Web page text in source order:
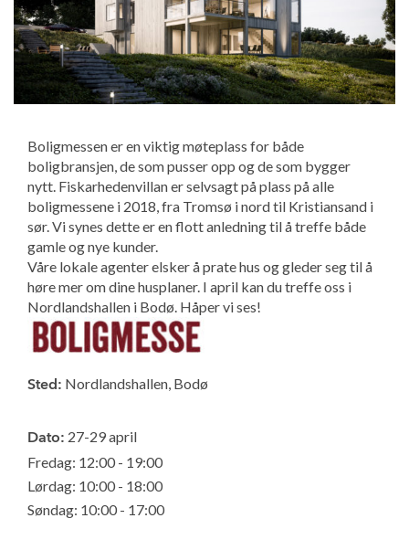
Boligmessen er en viktig møteplass for både
boligbransjen, de som pusser opp og de som bygger
nytt. Fiskarhedenvillan er selvsagt på plass på alle
boligmessene i 2018, fra Tromsø i nord til Kristiansand i
sør. Vi synes dette er en flott anledning til å treffe både
gamle og nye kunder.
Våre lokale agenter elsker å prate hus og gleder seg til å
høre mer om dine husplaner. I april kan du treffe oss i
Nordlandshallen i Bodø. Håper vi ses!
Sted: Nordlandshallen, Bodø
Dato: 27-29 april
Fredag: 12:00 - 19:00
Lørdag: 10:00 - 18:00
Søndag: 10:00 - 17:00